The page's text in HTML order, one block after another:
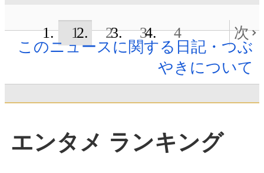
1 2 3 4
次
このニュースに関する日記・つぶ
やきについて
エンタメ ランキング